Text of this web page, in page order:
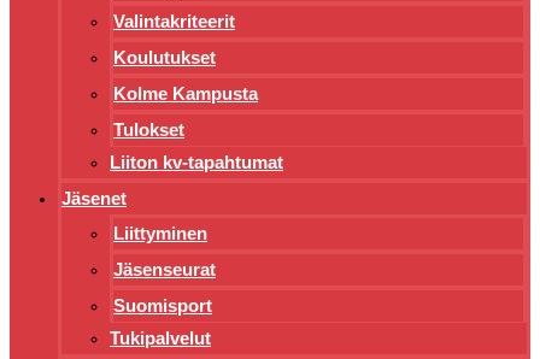
Valintakriteerit
Koulutukset
Kolme Kampusta
Tulokset
Liiton kv-tapahtumat
Jäsenet
Liittyminen
Jäsenseurat
Suomisport
Tukipalvelut